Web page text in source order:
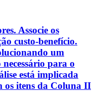
Associe os
custo-benefício.
um
para o
está implicada
os itens da Coluna II